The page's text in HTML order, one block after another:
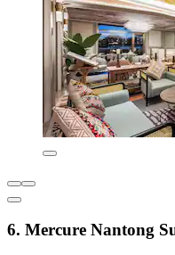
6. Mercure Nantong